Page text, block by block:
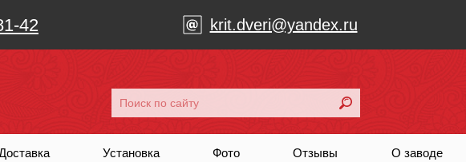
42 krit.dveri@yandex.ru
Установка Фото Отзывы О заводе